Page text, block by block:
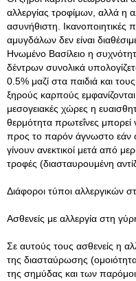
αλλεργίας τροφίμων, αλλά η
ασυνήθιστη. Ικανοποιητικές
αμυγδάλων δεν είναι
Ηνωμένο Βασίλειο η
δέντρων συνολικά
0.5% μαζί στα παιδιά και
ξηρούς καρπούς
μεσογειακές χώρες η
θερμότητα πρωτεΐνες μπορεί
προς το παρόν άγνωστο εάν
γίνουν ανεκτικοί μετά από
τροφές (διασταυρουμένη
Διάφοροι τύποι αλλεργικών
Ασθενείς με αλλεργία στη
Σε αυτούς τους ασθενείς η
της διασταύρωσης
της σημύδας και των